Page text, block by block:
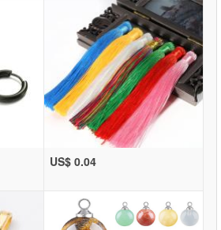
US$ 0.04